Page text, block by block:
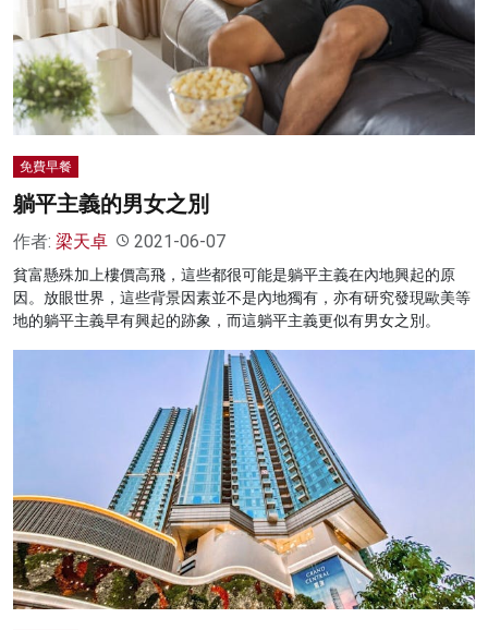
免費早餐
躺平主義的男女之別
作者: 梁天卓 2021-06-07
貧富懸殊加上樓價高飛，這些都很可能是躺平主義在內地興起的原
因。放眼世界，這些背景因素並不是內地獨有，亦有研究發現歐美等
地的躺平主義早有興起的跡象，而這躺平主義更似有男女之別。